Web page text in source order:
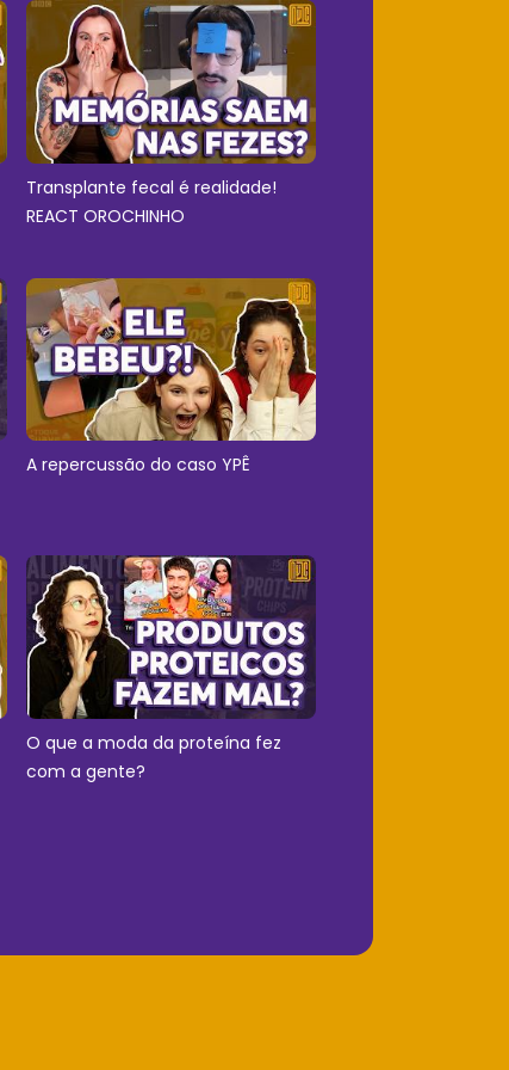
Transplante fecal é realidade!
REACT OROCHINHO
A repercussão do caso YPÊ
O que a moda da proteína fez
com a gente?